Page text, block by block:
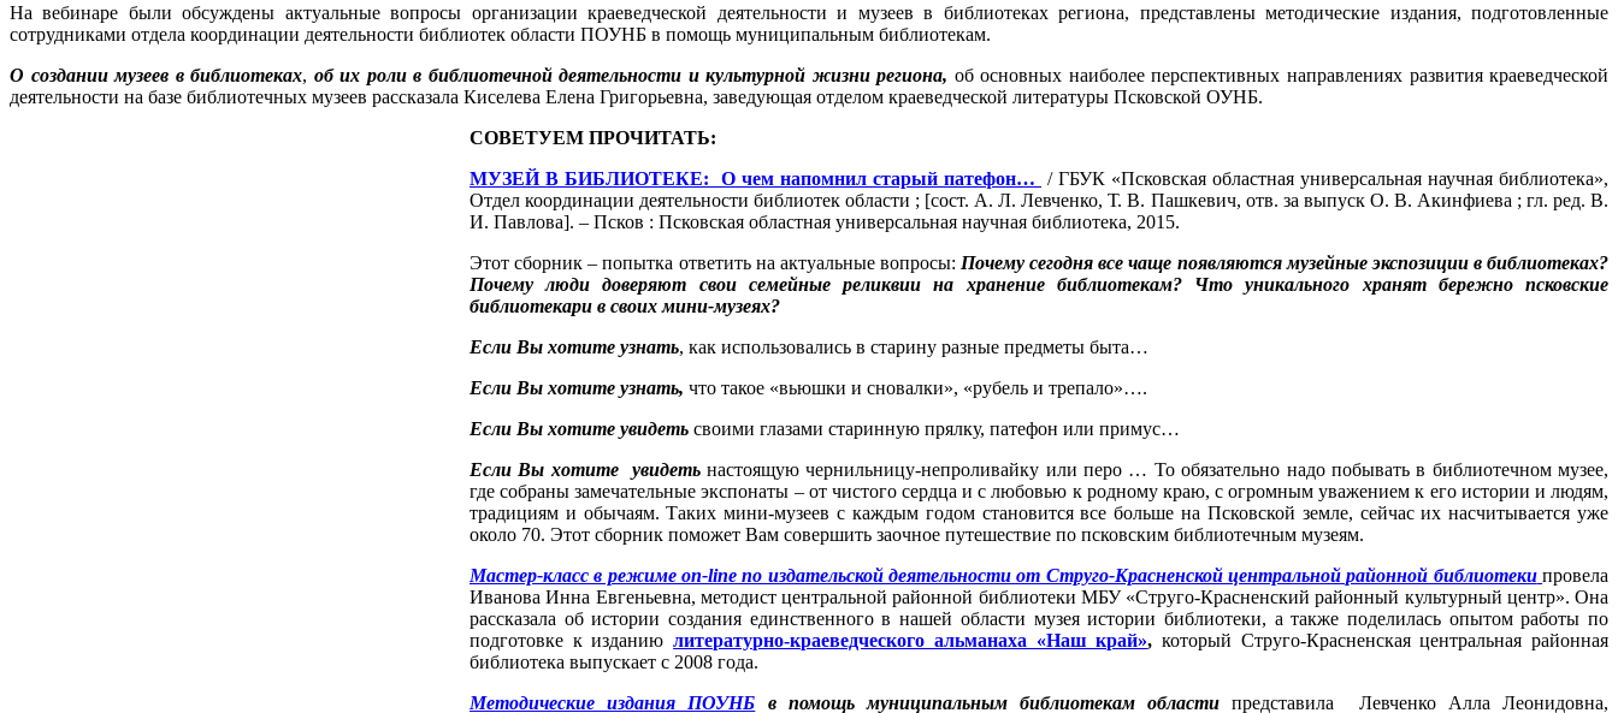
На вебинаре были обсуждены актуальные вопросы организации краеведческой деятельности и музеев в библиотеках региона, представлены методические издания, подготовленные
сотрудниками отдела координации деятельности библиотек области ПОУНБ в помощь муниципальным библиотекам.
О создании музеев в библиотеках, об их роли в библиотечной деятельности и культурной жизни региона, об основных наиболее перспективных направлениях развития краеведческой
деятельности на базе библиотечных музеев рассказала Киселева Елена Григорьевна, заведующая отделом краеведческой литературы Псковской ОУНБ.
СОВЕТУЕМ ПРОЧИТАТЬ:
МУЗЕЙ В БИБЛИОТЕКЕ: О чем напомнил старый патефон…
/ ГБУК «Псковская областная универсальная научная библиотека»,
Отдел координации деятельности библиотек области ; [сост. А. Л. Левченко, Т. В. Пашкевич, отв. за выпуск О. В. Акинфиева ; гл. ред. В.
И. Павлова]. – Псков : Псковская областная универсальная научная библиотека, 2015.
Этот сборник – попытка ответить на актуальные вопросы: Почему сегодня все чаще появляются музейные экспозиции в библиотеках?
Почему люди доверяют свои семейные реликвии на хранение библиотекам? Что уникального хранят бережно псковские
библиотекари в своих мини-музеях?
Если Вы хотите узнать, как использовались в старину разные предметы быта…
Если Вы хотите узнать, что такое «вьюшки и сновалки», «рубель и трепало»….
Если Вы хотите увидеть своими глазами старинную прялку, патефон или примус…
Если Вы хотите увидетьнастоящую чернильницу-непроливайку или перо … То обязательно надо побывать в библиотечном музее,
где собраны замечательные экспонаты – от чистого сердца и с любовью к родному краю, с огромным уважением к его истории и людям,
традициям и обычаям. Таких мини-музеев с каждым годом становится все больше на Псковской земле, сейчас их насчитывается уже
около 70. Этот сборник поможет Вам совершить заочное путешествие по псковским библиотечным музеям.
Мастер-класс в режиме on-line по издательской деятельности от Струго-Красненской центральной районной библиотеки провела
Иванова Инна Евгеньевна, методист центральной районной библиотеки МБУ «Струго-Красненский районный культурный центр». Она
рассказала об истории создания единственного в нашей области музея истории библиотеки, а также поделилась опытом работы по
подготовке к изданиюлитературно-краеведческого альманаха «Наш край», который Струго-Красненская центральная районная
библиотека выпускает с 2008 года.
Методические издания ПОУНБ в помощь муниципальным библиотекам области представила Левченко Алла Леонидовна,